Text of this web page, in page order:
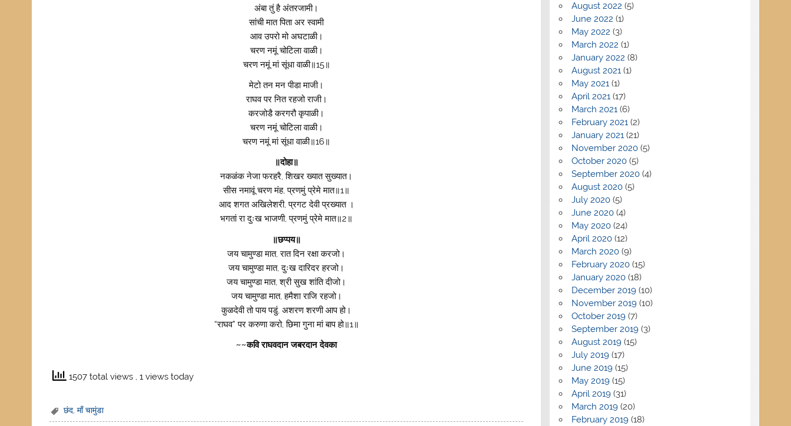
अंबा तुं है अंतरजामी।
सांची मात पिता अर स्वामी
आव उपरो मो अघटाळी।
चरण नमूं चोटिला वाळी।
चरण नमूं मां सूंधा वाळी॥15॥
मेटो तन मन पीडा माजी।
राघव पर नित रहजो राजी।
करजोडै करगरौ कृपाळी।
चरण नमूं चोटिला वाळी।
चरण नमूं मां सूंधा वाळी॥16॥
॥दोहा॥
नकळंक नेजा फरहरै, शिखर ख्यात सुख्यात।
सीस नमावूं चरण मंह, प्रणमुं प्रेमे मात॥1॥
आद शगत अखिलेशरी, प्रगट देवी प्रख्यात ।
भगतां रा दुःख भाजणी, प्रणमुं प्रेमे मात॥2॥
॥छप्पय॥
जय चामुण्डा मात, रात दिन रक्षा करजो।
जय चामुण्डा मात, दुःख दारिदर हरजो।
जय चामुण्डा मात, श्री सुख शांति दीजो।
जय चामुण्डा मात, हमैशा राजि रहजो।
कुळदेवी तो पाय पडुं, अशरण शरणी आप हो।
“राघव” पर करुणा करो, छिमा गुना मां बाप हो॥1॥
~~कवि राघवदान जबरदान देवका
1507 total views , 1 views today
छंद ,माँ चामुंडा
August 2022 (5)
June 2022 (1)
May 2022 (3)
March 2022 (1)
January 2022 (8)
August 2021(1)
May 2021(1)
April 2021(17)
March 2021(6)
February 2021(2)
January 2021(21)
November 2020(5)
October 2020(5)
September 2020(4)
August 2020(5)
July 2020(5)
June 2020(4)
May 2020(24)
April 2020(12)
March 2020(9)
February 2020(15)
January 2020(18)
December 2019(10)
November 2019(10)
October 2019(7)
September 2019(3)
August 2019(15)
July 2019(17)
June 2019(15)
May 2019(15)
April 2019(31)
March 2019(20)
February 2019(18)